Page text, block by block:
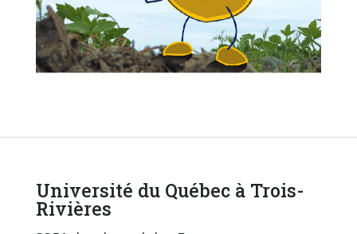
Université du Québec à Trois-
Rivières